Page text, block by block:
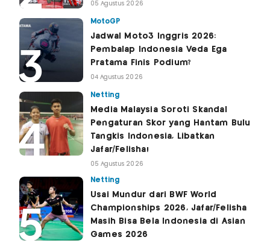
05 Agustus 2026
MotoGP
Jadwal Moto3 Inggris 2026:
Pembalap Indonesia Veda Ega
Pratama Finis Podium?
04 Agustus 2026
Netting
Media Malaysia Soroti Skandal
Pengaturan Skor yang Hantam Bulu
Tangkis Indonesia, Libatkan
Jafar/Felisha!
05 Agustus 2026
Netting
Usai Mundur dari BWF World
Championships 2026, Jafar/Felisha
Masih Bisa Bela Indonesia di Asian
Games 2026